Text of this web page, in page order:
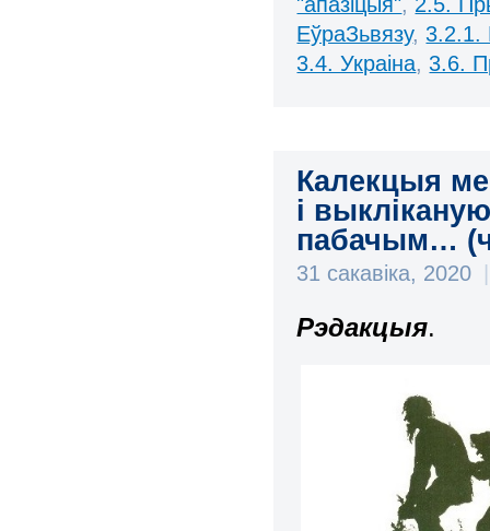
ЕўраЗьвязу, 3.2.1.
3.4. Украіна, 3.6.
Калекцыя
і
пабачым…
31 сакавіка, 2020
Рэдакцыя.